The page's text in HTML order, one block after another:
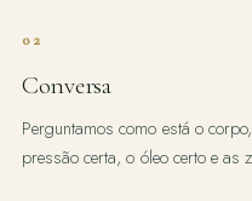
02
Conversa
Perguntamos como está o
pressão certa, o óleo certo e as